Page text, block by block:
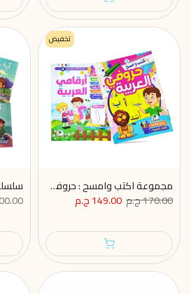
تخفيض
مجموعة اكتب وامسح : حروفي وارقامي العربية كتابين
170.00 ج.م
149.00 ج.م
200.00